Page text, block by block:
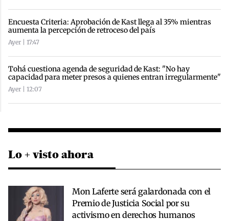
Encuesta Criteria: Aprobación de Kast llega al 35% mientras
aumenta la percepción de retroceso del país
Ayer | 17:47
Tohá cuestiona agenda de seguridad de Kast: "No hay
capacidad para meter presos a quienes entran irregularmente"
Ayer | 12:07
Lo + visto ahora
Mon Laferte será galardonada con el
Premio de Justicia Social por su
activismo en derechos humanos